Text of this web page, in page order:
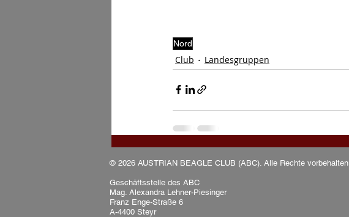
Nord
Club Landesgruppen
© 2026 AUSTRIAN BEAGLE CLUB (ABC). Alle Rechte vorbehalten.
Geschäftsstelle des ABC
Mag. Alexandra Lehner-Piesinger
Franz Enge-Straße 6
A-4400 Steyr